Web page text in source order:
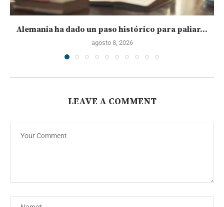
Alemania ha dado un paso histórico para paliar...
agosto 8, 2026
LEAVE A COMMENT